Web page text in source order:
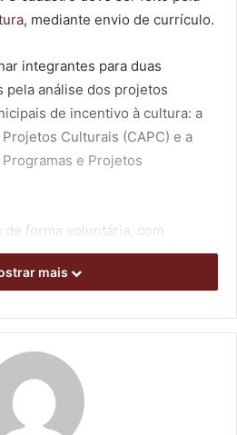
, mediante envio de currículo.
integrantes para duas
pela análise dos projetos
de incentivo à cultura: a
Culturais (CAPC) e a
e Projetos
forma voluntária, com
de recondução.
estão reconhecida
participantes dos editais
de até terceiro grau com
inscritos.
inscrições, os currículos serão
mais